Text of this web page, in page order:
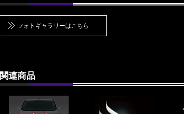
フォトギャラリーはこちら
関連商品